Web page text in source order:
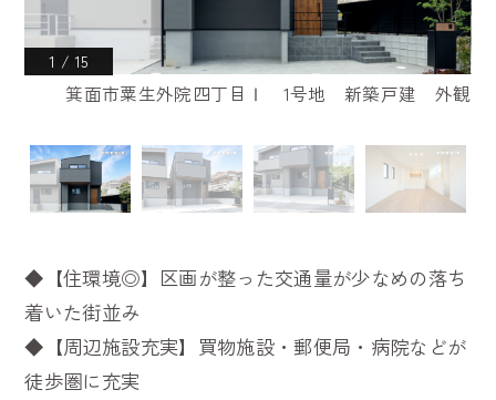
箕面市粟生外院四丁目Ⅰ 1号地 新築戸建 外観
1 /15
◆【住環境◎】区画が整った交通量が少なめの落ち
着いた街並み
◆【周辺施設充実】買物施設・郵便局・病院などが
徒歩圏に充実